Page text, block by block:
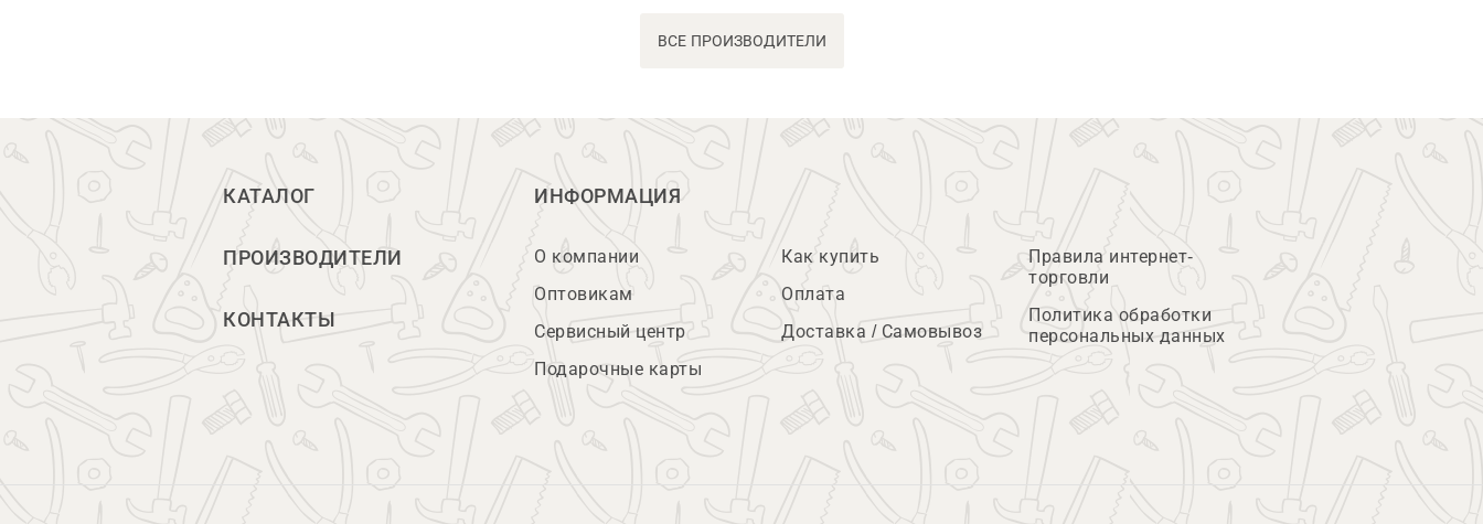
ВСЕ ПРОИЗВОДИТЕЛИ
КАТАЛОГ
ПРОИЗВОДИТЕЛИ
КОНТАКТЫ
ИНФОРМАЦИЯ
О компании
Оптовикам
Сервисный центр
Подарочные карты
Как купить
Оплата
Доставка / Самовывоз
Правила интернет-
торговли
Политика обработки
персональных данных